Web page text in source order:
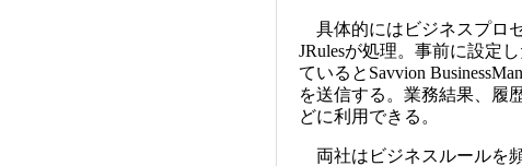
具体的にはビジネスプロ
JRulesが処理。事前に設定
ているとSavvion
を送信する。業務結果、履
どに利用できる。
両社はビジネスルールを